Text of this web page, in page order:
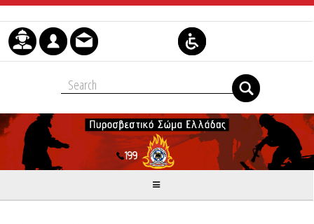
Μετάβαση στο περιεχόμενο